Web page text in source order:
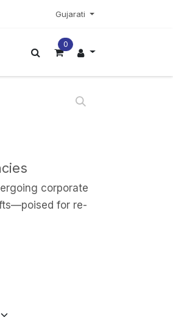
Gujarati
0
corporate
for re-